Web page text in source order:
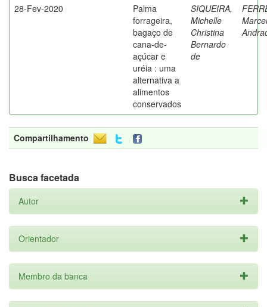
28-Fev-2020
Palma
forrageira,
bagaço de
cana-de-
açúcar e
uréia : uma
alternativa a
alimentos
conservados
SIQUEIRA,
Michelle
Christina
Bernardo
de
Compartilhamento
Busca facetada
Autor
Orientador
Membro da banca